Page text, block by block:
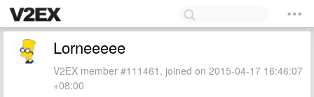
Lorneeeee
V2EX member #111461, joined on 2015-04-17 16:46:07
+08:00